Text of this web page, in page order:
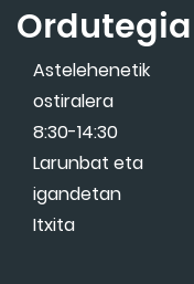
Ordutegia
Astelehenetik
ostiralera
8:30-14:30
Larunbat eta
igandetan
Itxita